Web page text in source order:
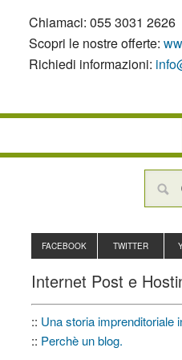
Chiamaci: 055 3031 2626
Scopri le nostre offerte:
Richiedi informazioni:
FACEBOOK TWITTER
Internet Post e
:: Una storia imprenditoriale
:: Perchè un blog.